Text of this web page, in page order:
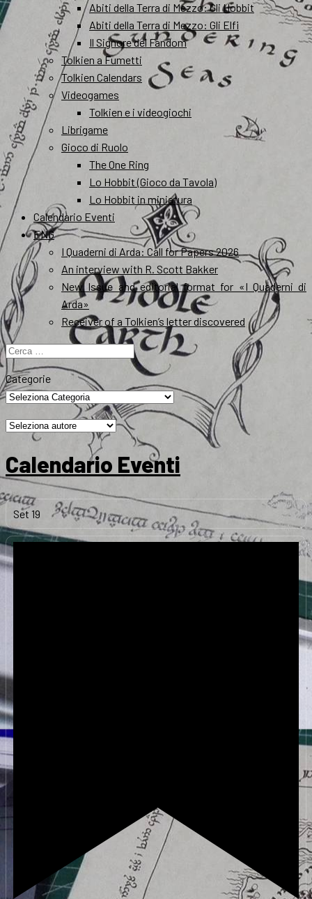
Abiti della Terra di Mezzo: Gli Hobbit
Abiti della Terra di Mezzo: Gli Elfi
Il Signore del Fandom
Tolkien a Fumetti
Tolkien Calendars
Videogames
Tolkien e i videogiochi
Librigame
Gioco di Ruolo
The One Ring
Lo Hobbit (Gioco da Tavola)
Lo Hobbit in miniatura
Calendario Eventi
ENG
I Quaderni di Arda: Call for Papers 2026
An interview with R. Scott Bakker
New Issue and editorial format for «I Quaderni di
Arda»
Receiver of a Tolkien’s letter discovered
Ricerca
per:
Categorie
Calendario Eventi
Set 19